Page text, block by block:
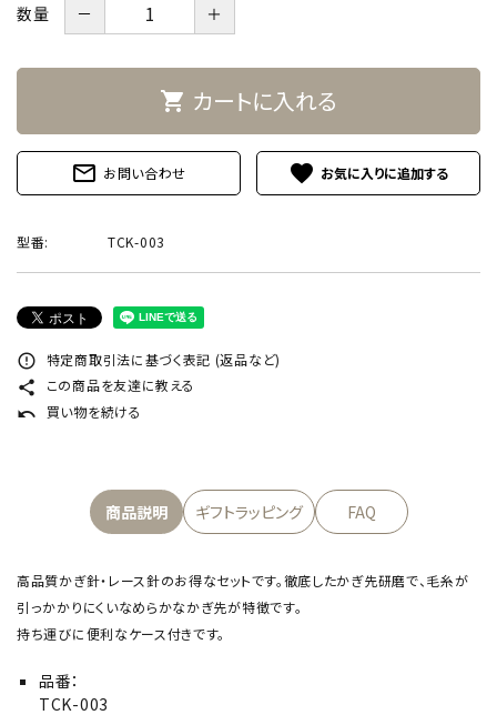
数量 － ＋
shopping_cart カートに入れる
mail_outline お問い合わせ favorite
型番: TCK-003
error_outline 特定商取引法に基づく表記 (返品など)
share この商品を友達に教える
undo 買い物を続ける
商品説明 ギフトラッピング FAQ
高品質かぎ針・レース針のお得なセットです。徹底したかぎ先研磨で、毛糸が
引っかかりにくいなめらかなかぎ先が特徴です。
持ち運びに便利なケース付きです。
品番：
TCK-003